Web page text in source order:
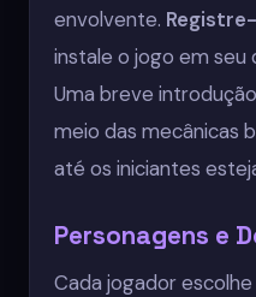
envolvente.
instale o jogo em
Uma breve
meio das mecânicas
até os iniciantes
Personagens e
Cada jogador